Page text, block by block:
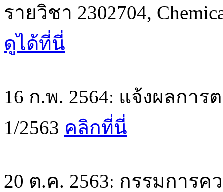
รายวิชา 2302704,
ดูได้ที่นี่
16 ก.พ. 2564: แจ้งผลกา
1/2563 คลิกที่นี่
20 ต.ค. 2563: กรรมการ